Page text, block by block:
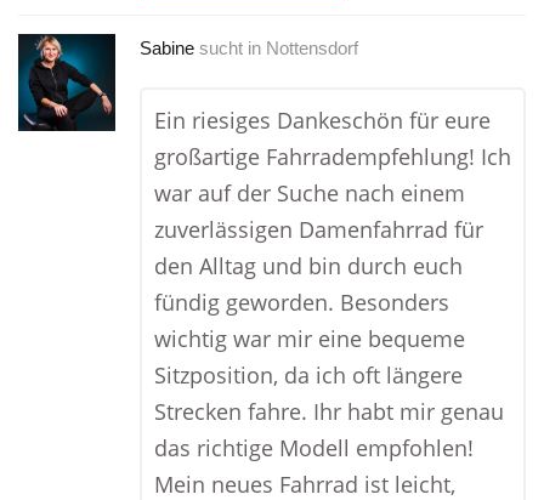
Sabine sucht in Nottensdorf
Ein riesiges Dankeschön für eure
großartige Fahrradempfehlung! Ich
war auf der Suche nach einem
zuverlässigen Damenfahrrad für
den Alltag und bin durch euch
fündig geworden. Besonders
wichtig war mir eine bequeme
Sitzposition, da ich oft längere
Strecken fahre. Ihr habt mir genau
das richtige Modell empfohlen!
Mein neues Fahrrad ist leicht,